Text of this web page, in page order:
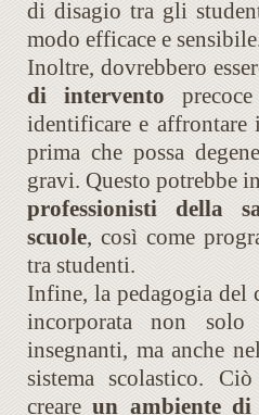
di disagio tra gli
modo efficace e
Inoltre, dovrebbero
di intervento
identificare e
prima che possa
gravi. Questo potrebbe
professionisti della
scuole, così come
tra studenti.
Infine, la pedagogia del
incorporata non solo
insegnanti, ma anche
sistema scolastico.
creareun ambiente di